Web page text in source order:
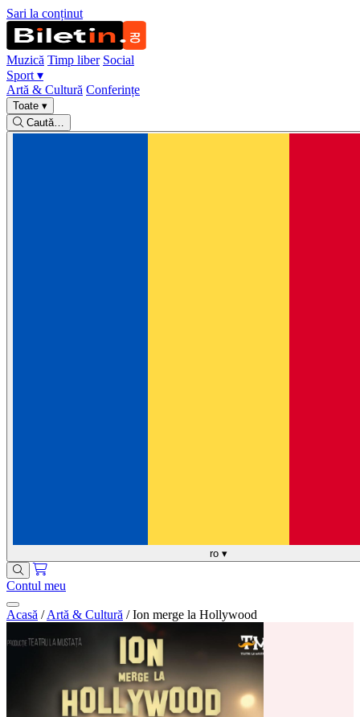
Sari la conținut
Muzică Timp liber Social
Sport ▾
Artă & Cultură Conferințe
Toate ▾
Caută…
ro ▾
Contul meu
Acasă / Artă & Cultură / Ion merge la Hollywood